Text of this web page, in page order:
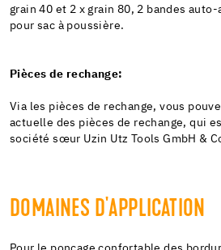
grain 40 et 2 x grain 80, 2 bandes
pour sac à poussière.
Pièces de rechange:
Via les pièces de rechange, vous
actuelle des pièces de rechange, qui
société sœur Uzin Utz Tools GmbH &
DOMAINES D'APPLICATION